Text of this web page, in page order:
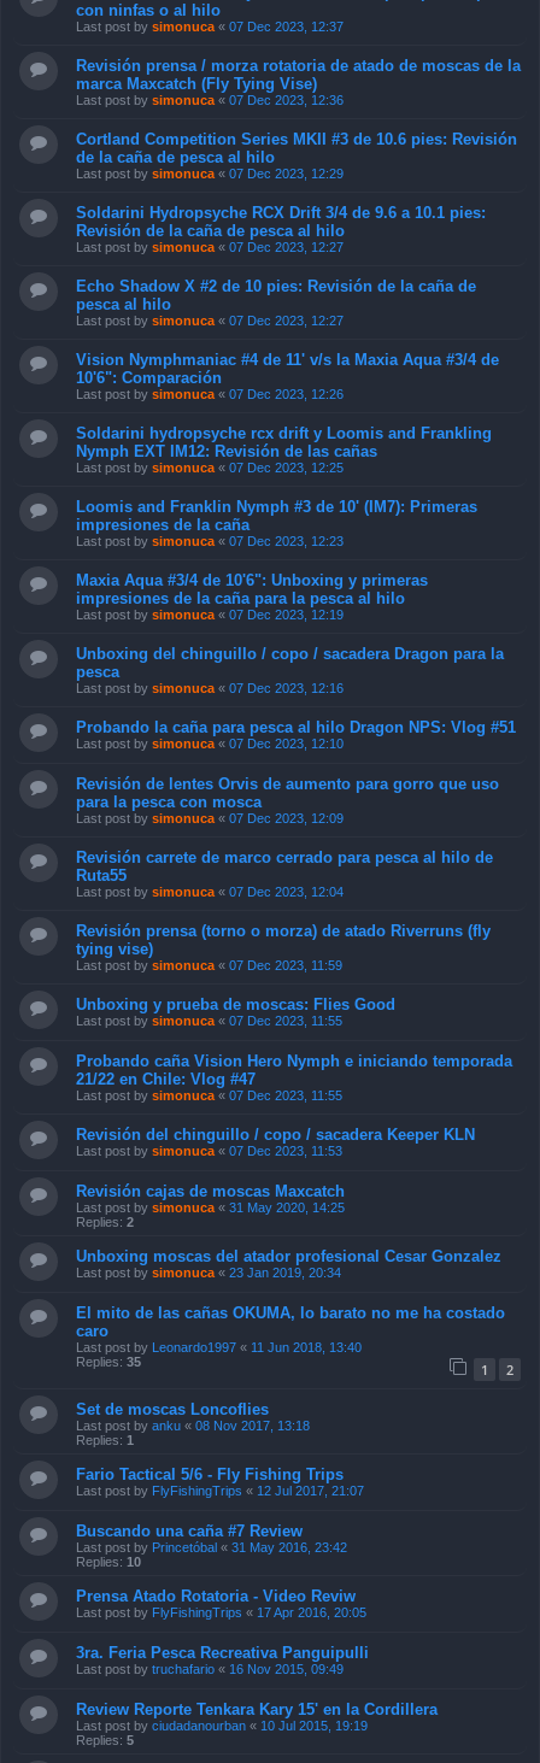
con ninfas o al hilo
Last post by simonuca « 07 Dec 2023, 12:37
Revisión prensa / morza rotatoria de atado de moscas de la
marca Maxcatch (Fly Tying Vise)
Last post by simonuca « 07 Dec 2023, 12:36
Cortland Competition Series MKII #3 de 10.6 pies: Revisión
de la caña de pesca al hilo
Last post by simonuca « 07 Dec 2023, 12:29
Soldarini Hydropsyche RCX Drift 3/4 de 9.6 a 10.1 pies:
Revisión de la caña de pesca al hilo
Last post by simonuca « 07 Dec 2023, 12:27
Echo Shadow X #2 de 10 pies: Revisión de la caña de
pesca al hilo
Last post by simonuca « 07 Dec 2023, 12:27
Vision Nymphmaniac #4 de 11' v/s la Maxia Aqua #3/4 de
10'6": Comparación
Last post by simonuca « 07 Dec 2023, 12:26
Soldarini hydropsyche rcx drift y Loomis and Frankling
Nymph EXT IM12: Revisión de las cañas
Last post by simonuca « 07 Dec 2023, 12:25
Loomis and Franklin Nymph #3 de 10' (IM7): Primeras
impresiones de la caña
Last post by simonuca « 07 Dec 2023, 12:23
Maxia Aqua #3/4 de 10'6": Unboxing y primeras
impresiones de la caña para la pesca al hilo
Last post by simonuca « 07 Dec 2023, 12:19
Unboxing del chinguillo / copo / sacadera Dragon para la
pesca
Last post by simonuca « 07 Dec 2023, 12:16
Probando la caña para pesca al hilo Dragon NPS: Vlog #51
Last post by simonuca « 07 Dec 2023, 12:10
Revisión de lentes Orvis de aumento para gorro que uso
para la pesca con mosca
Last post by simonuca « 07 Dec 2023, 12:09
Revisión carrete de marco cerrado para pesca al hilo de
Ruta55
Last post by simonuca « 07 Dec 2023, 12:04
Revisión prensa (torno o morza) de atado Riverruns (fly
tying vise)
Last post by simonuca « 07 Dec 2023, 11:59
Unboxing y prueba de moscas: Flies Good
Last post by simonuca « 07 Dec 2023, 11:55
Probando caña Vision Hero Nymph e iniciando temporada
21/22 en Chile: Vlog #47
Last post by simonuca « 07 Dec 2023, 11:55
Revisión del chinguillo / copo / sacadera Keeper KLN
Last post by simonuca « 07 Dec 2023, 11:53
Revisión cajas de moscas Maxcatch
Last post by simonuca « 31 May 2020, 14:25
Replies: 2
Unboxing moscas del atador profesional Cesar Gonzalez
Last post by simonuca « 23 Jan 2019, 20:34
El mito de las cañas OKUMA, lo barato no me ha costado
caro
Last post by Leonardo1997 « 11 Jun 2018, 13:40
Replies: 35 1 2
Set de moscas Loncoflies
Last post by anku « 08 Nov 2017, 13:18
Replies: 1
Fario Tactical 5/6 - Fly Fishing Trips
Last post by FlyFishingTrips « 12 Jul 2017, 21:07
Buscando una caña #7 Review
Last post by Princetóbal « 31 May 2016, 23:42
Replies: 10
Prensa Atado Rotatoria - Video Reviw
Last post by FlyFishingTrips « 17 Apr 2016, 20:05
3ra. Feria Pesca Recreativa Panguipulli
Last post by truchafario « 16 Nov 2015, 09:49
Review Reporte Tenkara Kary 15' en la Cordillera
Last post by ciudadanourban « 10 Jul 2015, 19:19
Replies: 5